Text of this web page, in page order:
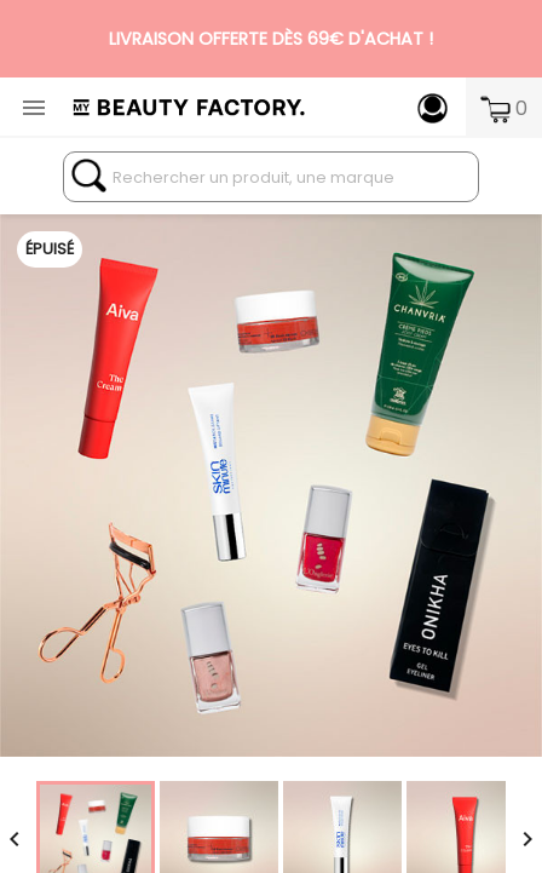
N°1 DES BOX BEAUTÉ PREMIUM SANS ENGAGEMENT
 0
ÉPUISÉ

